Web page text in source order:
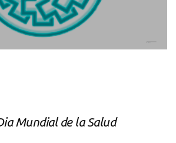
Mundial de la Salud